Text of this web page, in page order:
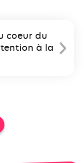
coeur du
à la